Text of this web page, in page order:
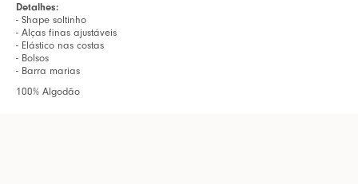
Detalhes:
- Shape soltinho
- Alças finas ajustáveis
- Elástico nas costas
- Bolsos
- Barra marias
100% Algodão